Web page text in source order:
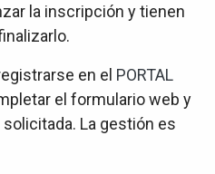
la inscripción y tienen
en el PORTAL
el formulario web y
La gestión es